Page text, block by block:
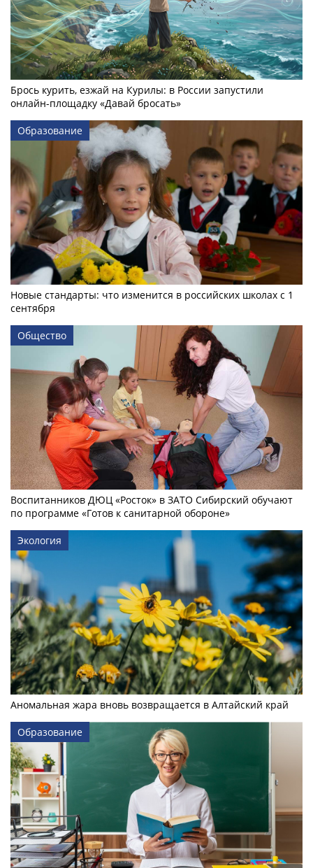
Брось курить, езжай на Курилы: в России запустили
онлайн-­площадку «Давай бросать»
Образование
Новые стандарты: что изменится в российских школах с 1
сентября
Общество
Воспитанников ДЮЦ «Росток» в ЗАТО Сибирский обучают
по программе «Готов к санитарной обороне»
Экология
Аномальная жара вновь возвращается в Алтайский край
Образование